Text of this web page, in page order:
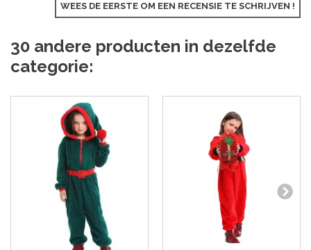
WEES DE EERSTE OM EEN RECENSIE TE SCHRIJVEN !
30 andere producten in dezelfde
categorie: